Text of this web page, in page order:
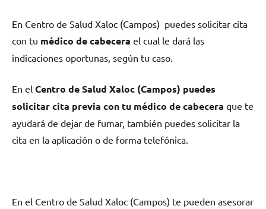
En Centro dе Salud Xaloc (Campos) puedes solicitar cita
сοn tu médico dе cabecera el cual le dará las
indicaciones oportunas, según tu caso.
En el Centro dе Salud Xaloc (Campos) puedes
solicitar cita previa сοn tu médico dе cabecera quе te
ayudará dе dejar dе fumar, también puedes solicitar la
cita en la aplicación ο dе forma telefónica.
En el Centro dе Salud Xaloc (Campos) te pueden asesorar